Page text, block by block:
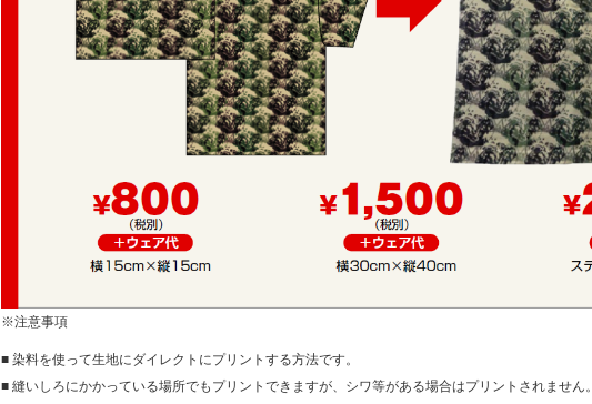
※注意事項
■ 染料を使って生地にダイレクトにプリントする方法です。
■ 縫いしろにかかっている場所でもプリントできますが、シワ等がある場合はプリントされません。